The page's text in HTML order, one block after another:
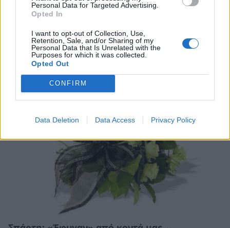
Personal Data for Targeted Advertising.
Opted In
I want to opt-out of Collection, Use,
Retention, Sale, and/or Sharing of my
Personal Data that Is Unrelated with the
Purposes for which it was collected.
Opted Out
CONFIRM
Data Deletion Data Access Privacy Policy
Μυστράς: 11 μήνες με αναστολή στον 55χρονο
για την ψευδή κατάθεση – Αφέθηκε
ελεύθερος
07/08/2026 14:21